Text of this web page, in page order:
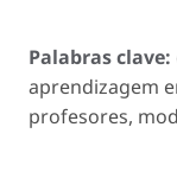
Palabras clave:
aprendizagem
profesores,